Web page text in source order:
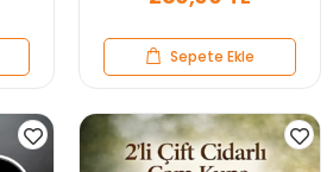
Sepete Ekle